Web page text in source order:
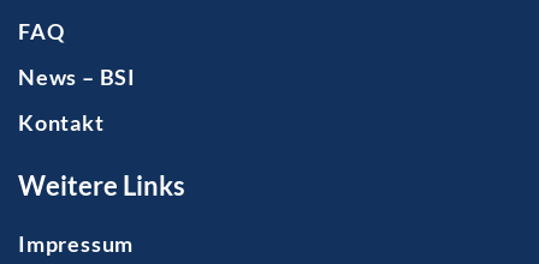
FAQ
News – BSI
Kontakt
Weitere Links
Impressum